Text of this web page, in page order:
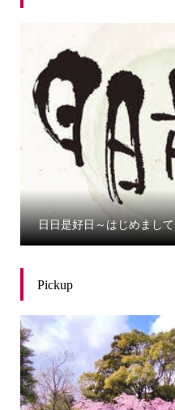
日日是好日～はじめまして
Pickup